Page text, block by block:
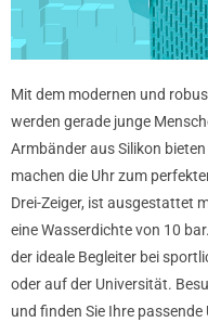
Mit dem modernen und
werden gerade junge
Armbänder aus Silikon
machen die Uhr zum
Drei-Zeiger, ist ausgestattet
eine Wasserdichte von 10
der ideale Begleiter bei
oder auf der Universität.
und finden Sie Ihre